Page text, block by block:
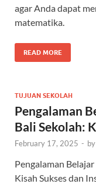
agar Anda dapat
matematika.
READ MORE
TUJUAN SEKOLAH
Pengalaman
Bali Sekolah:
February 17, 2025 - by
Pengalaman
Kisah Sukses dan